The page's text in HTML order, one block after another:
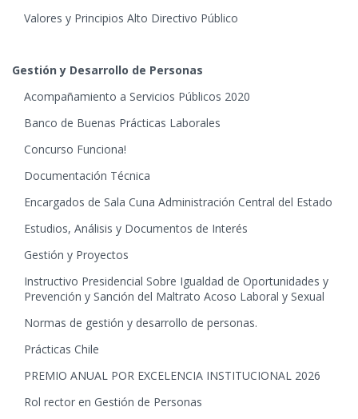
Valores y Principios Alto Directivo Público
Gestión y Desarrollo de Personas
Acompañamiento a Servicios Públicos 2020
Banco de Buenas Prácticas Laborales
Concurso Funciona!
Documentación Técnica
Encargados de Sala Cuna Administración Central del Estado
Estudios, Análisis y Documentos de Interés
Gestión y Proyectos
Instructivo Presidencial Sobre Igualdad de Oportunidades y
Prevención y Sanción del Maltrato Acoso Laboral y Sexual
Normas de gestión y desarrollo de personas.
Prácticas Chile
PREMIO ANUAL POR EXCELENCIA INSTITUCIONAL 2026
Rol rector en Gestión de Personas